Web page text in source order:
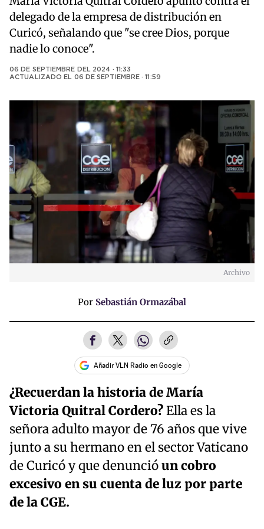
delegado de la empresa de distribución en
Curicó, señalando que "se cree Dios, porque
nadie lo conoce".
06 DE SEPTIEMBRE DEL 2024 · 11:33
ACTUALIZADO EL 06 DE SEPTIEMBRE · 11:59
Archivo
Por Sebastián Ormazábal
Añadir VLN Radio en Google
¿Recuerdan la historia de María
Victoria Quitral Cordero?Ella es la
señora adulto mayor de 76 años que vive
junto a su hermano en el sector Vaticano
de Curicó y que denuncióun cobro
excesivo en su cuenta de luz por parte
de la CGE.